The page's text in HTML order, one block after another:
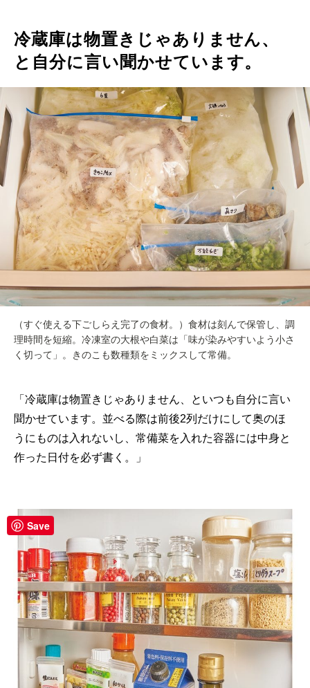
冷蔵庫は物置きじゃありません、
と自分に言い聞かせています。
（すぐ使える下ごしらえ完了の食材。）食材は刻んで保管し、調
理時間を短縮。冷凍室の大根や白菜は「味が染みやすいよう小さ
く切って」。きのこも数種類をミックスして常備。
「冷蔵庫は物置きじゃありません、といつも自分に言い
聞かせています。並べる際は前後2列だけにして奥のほ
うにものは入れないし、常備菜を入れた容器には中身と
作った日付を必ず書く。」
Save